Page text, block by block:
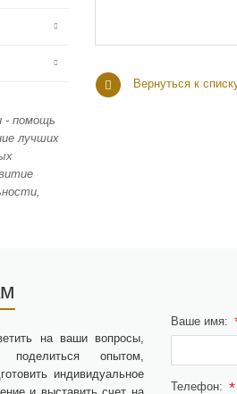
- помощь
лучших
Вернуться к
на ваши вопросы,
поделиться опытом,
индивидуальное
Ваше имя:
Телефон: *